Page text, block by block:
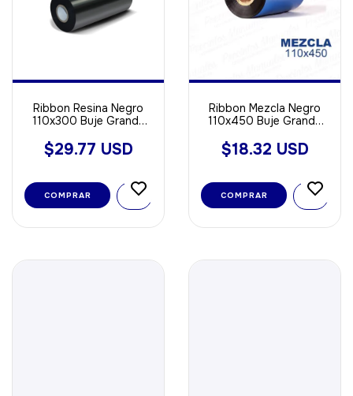
Ribbon Resina Negro
110x300 Buje Grande
Poliamida - Opp - Void
Sintetica
$29.77 USD
COMPRAR
Ribbon Mezcla Negro
110x450 Buje Grande
Opp - Poliamida
$18.32 USD
COMPRAR